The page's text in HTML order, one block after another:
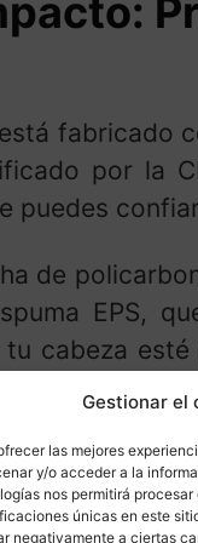
Gestionar el
las mejores
y/o acceder a la
nos permitirá
únicas en este
negativamente a ciertas
está fabricado
por la
puedes
de
EPS,
cabeza
trayectos